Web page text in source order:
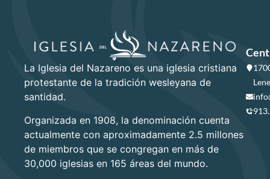
La Iglesia del Nazareno es una iglesia cristiana
protestante de la tradición wesleyana de
santidad.
Organizada en 1908, la denominación cuenta
actualmente con aproximadamente 2.5 millones
de miembros que se congregan en más de
30,000 iglesias en 165 áreas del mundo.